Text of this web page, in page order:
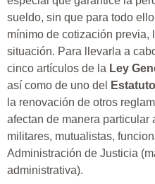
sueldo, sin que para todo
mínimo de cotización previa,
situación. Para llevarla a
cinco artículos de la Ley
así como de uno del
la renovación de otros
afectan de manera particular
militares, mutualistas,
Administración de Justicia
administrativa).